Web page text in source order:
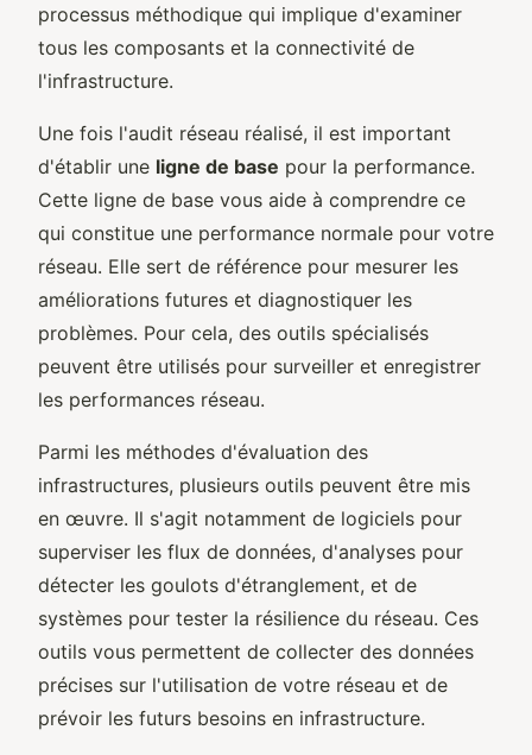
processus méthodique qui implique d'examiner
tous les composants et la connectivité de
l'infrastructure.
Une fois l'audit réseau réalisé, il est important
d'établir une ligne de base pour la performance.
Cette ligne de base vous aide à comprendre ce
qui constitue une performance normale pour votre
réseau. Elle sert de référence pour mesurer les
améliorations futures et diagnostiquer les
problèmes. Pour cela, des outils spécialisés
peuvent être utilisés pour surveiller et enregistrer
les performances réseau.
Parmi les méthodes d'évaluation des
infrastructures, plusieurs outils peuvent être mis
en œuvre. Il s'agit notamment de logiciels pour
superviser les flux de données, d'analyses pour
détecter les goulots d'étranglement, et de
systèmes pour tester la résilience du réseau. Ces
outils vous permettent de collecter des données
précises sur l'utilisation de votre réseau et de
prévoir les futurs besoins en infrastructure.